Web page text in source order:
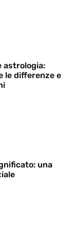
astrologia:
le differenze e
una